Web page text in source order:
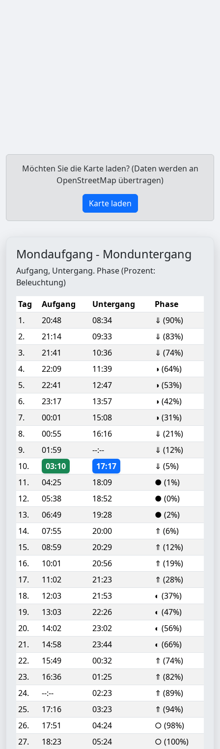
Möchten Sie die Karte laden? (Daten werden an
OpenStreetMap übertragen)
Karte laden
Mondaufgang - Monduntergang
Aufgang, Untergang. Phase (Prozent:
Beleuchtung)
Tag
Aufgang Untergang
Phase
1.
20:48 08:34
⇓ (90%)
2.
21:14 09:33
⇓ (83%)
3.
21:41 10:36
⇓ (74%)
4.
22:09 11:39
◑ (64%)
5.
22:41 12:47
◑ (53%)
6.
23:17 13:57
◑ (42%)
7.
00:01 15:08
◑ (31%)
8.
00:55 16:16
⇓ (21%)
9.
01:59 --:--
⇓ (12%)
10.
03:10 17:17
⇓ (5%)
11.
04:25 18:09
● (1%)
12.
05:38 18:52
● (0%)
13.
06:49 19:28
● (2%)
14.
07:55 20:00
⇑ (6%)
15.
08:59 20:29
⇑ (12%)
16.
10:01 20:56
⇑ (19%)
17.
11:02 21:23
⇑ (28%)
18.
12:03 21:53
◐ (37%)
19.
13:03 22:26
◐ (47%)
20.
14:02 23:02
◐ (56%)
21.
14:58 23:44
◐ (66%)
22.
15:49 00:32
⇑ (74%)
23.
16:36 01:25
⇑ (82%)
24.
--:-- 02:23
⇑ (89%)
25.
17:16 03:23
⇑ (94%)
26.
17:51 04:24
○ (98%)
27.
18:23 05:24 ○ (100%)